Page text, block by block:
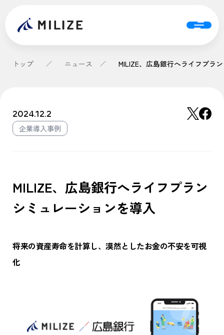
トップ ニュース
2024.12.2
企業導入事例
MILIZE、広島銀行へライフプラン
シミュレーションを導入
将来の資産寿命を計算し、漠然としたお金の不安を可視
化